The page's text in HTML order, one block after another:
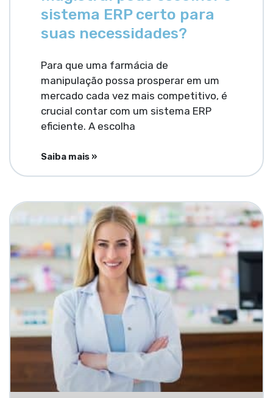
sistema ERP certo para
suas necessidades?
Para que uma farmácia de
manipulação possa prosperar em um
mercado cada vez mais competitivo, é
crucial contar com um sistema ERP
eficiente. A escolha
Saiba mais »